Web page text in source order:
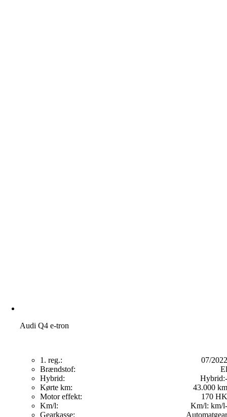
Audi Q4 e-tron
1. reg.:
07/2022
Brændstof:
El
Hybrid:
Hybrid:-
Kørte km:
43.000 km
Motor effekt:
170 HK
Km/l:
Km/l: -
km/l
Gearkasse:
Automatgear